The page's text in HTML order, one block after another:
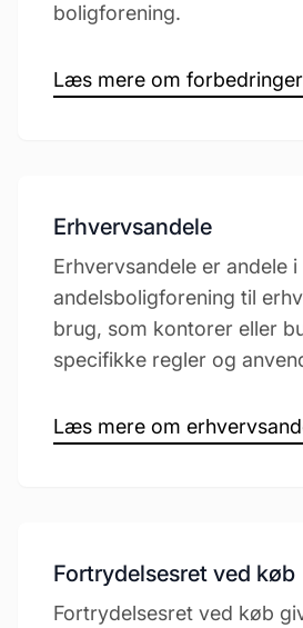
boligforening.
Læs mere om
Erhvervsandele
Erhvervsandele er andele i
andelsboligforening til
brug, som kontorer eller
specifikke regler og
Læs mere om
Fortrydelsesret ved køb
Fortrydelsesret ved køb